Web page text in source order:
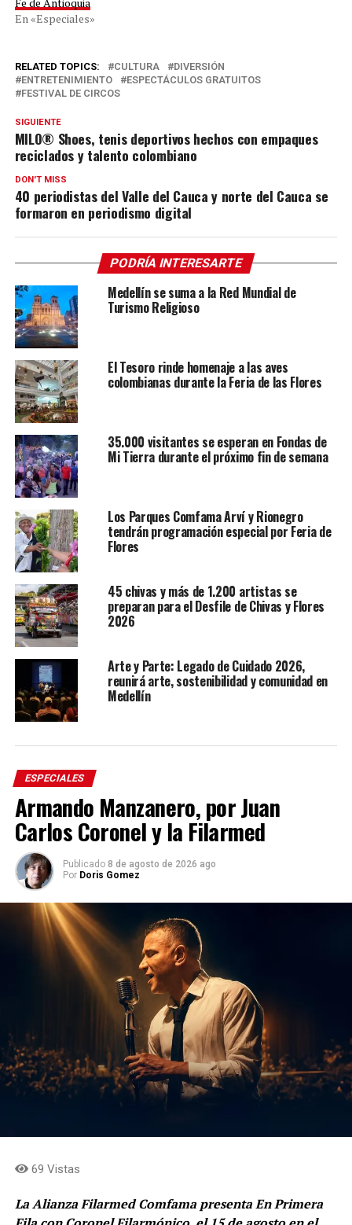
En «Especiales»
RELATED TOPICS: CULTURA
DIVERSIÓN
ENTRETENIMIENTO
ESPECTÁCULOS GRATUITOS
FESTIVAL DE CIRCOS
SIGUIENTE
MILO® Shoes, tenis deportivos hechos con empaques
reciclados y talento colombiano
DON'T MISS
40 periodistas del Valle del Cauca y norte del Cauca se
formaron en periodismo digital
PODRÍA INTERESARTE
Medellín se suma a la Red Mundial de
Turismo Religioso
El Tesoro rinde homenaje a las aves
colombianas durante la Feria de las Flores
35.000 visitantes se esperan en Fondas de
Mi Tierra durante el próximo fin de semana
Los Parques Comfama Arví y Rionegro
tendrán programación especial por Feria de
Flores
45 chivas y más de 1.200 artistas se
preparan para el Desfile de Chivas y Flores
2026
Arte y Parte: Legado de Cuidado 2026,
reunirá arte, sostenibilidad y comunidad en
Medellín
ESPECIALES
Armando Manzanero, por Juan
Carlos Coronel y la Filarmed
Publicado 8 de agosto de 2026 ago
Por Doris Gomez
69 Vistas
La Alianza Filarmed Comfama presenta En Primera